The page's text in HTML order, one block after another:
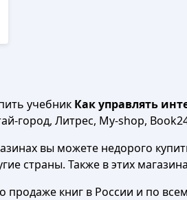
учебник Как управлять
город, Литрес, My-shop,
вы можете недорого
страны. Также в этих
книг в России и по